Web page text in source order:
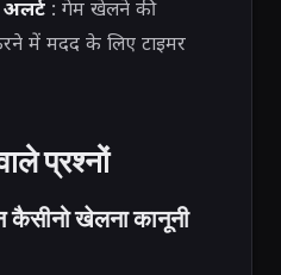
: गेम खेलने की
में मदद के लिए टाइमर
प्रश्नों
कैसीनो खेलना कानूनी